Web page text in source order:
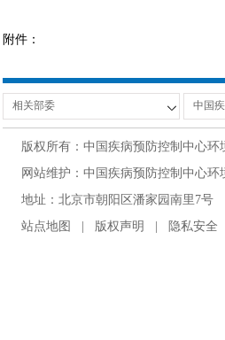
附件：
版权所有：中国疾病预防控制中心环
网站维护：中国疾病预防控制中心
地址：北京市朝阳区潘家园南里7号
站点地图
版权声明 隐私安全